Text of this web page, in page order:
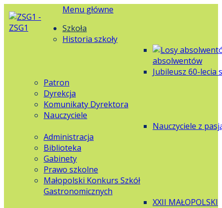
Menu główne
Szkoła
Historia szkoły
absolwentów
Jubileusz 60-lecia
Patron
Dyrekcja
Komunikaty Dyrektora
Nauczyciele
Nauczyciele z
Administracja
Biblioteka
Gabinety
Prawo szkolne
Małopolski Konkurs Szkół
Gastronomicznych
XXII MAŁOPOLSKI